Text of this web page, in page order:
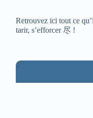
Retrouvez ici tout ce
tarir, s’efforcer 尽 !